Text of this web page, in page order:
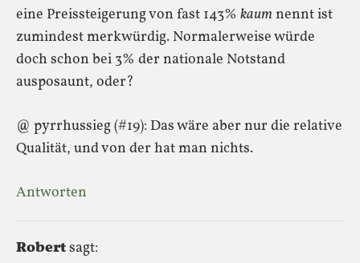
eine Preissteigerung von fast 143% kaum nennt ist
zumindest merkwürdig. Normalerweise würde
doch schon bei 3% der nationale Notstand
ausposaunt, oder?
@ pyrrhussieg (#19): Das wäre aber nur die relative
Qualität, und von der hat man nichts.
Antworten
Robertsagt: